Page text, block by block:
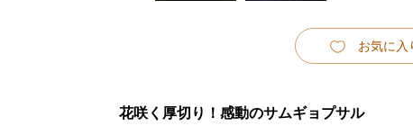
お気に入
花咲く厚切り！感動のサムギョプサル